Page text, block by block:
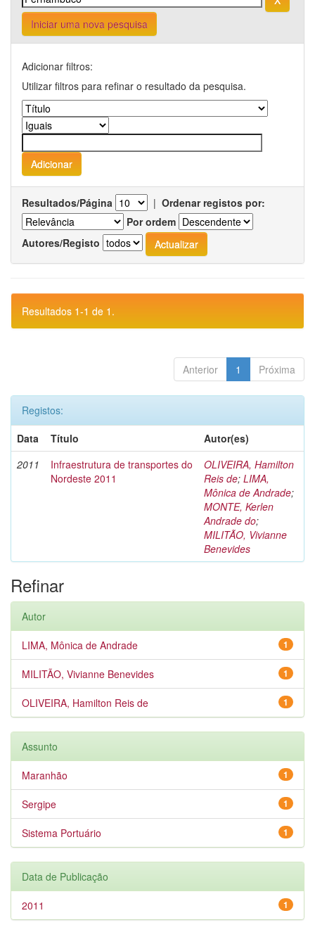
Iniciar uma nova pesquisa
Adicionar filtros:
Utilizar filtros para refinar o resultado da pesquisa.
Resultados/Página | Ordenar registos por:
Por ordem
Autores/Registo
Resultados 1-1 de 1.
Anterior 1 Próxima
Registos:
Data
Título
Autor(es)
2011
Infraestrutura de transportes do
Nordeste 2011
OLIVEIRA, Hamilton
Reis de; LIMA,
Mônica de Andrade;
MONTE, Kerlen
Andrade do;
MILITÃO, Vivianne
Benevides
Refinar
Autor
1
LIMA, Mônica de Andrade
1
MILITÃO, Vivianne Benevides
1
OLIVEIRA, Hamilton Reis de
Assunto
1
Maranhão
1
Sergipe
1
Sistema Portuário
Data de Publicação
1
2011